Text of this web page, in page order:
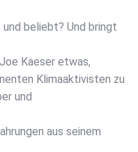
beliebt? Und bringt
Kaeser etwas,
Klimaaktivisten zu
und
aus seinem